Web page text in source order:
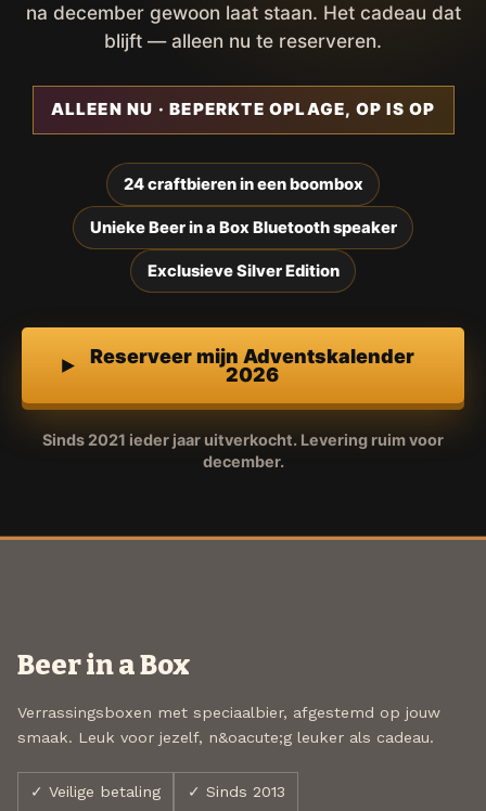
na december gewoon laat staan. Het cadeau dat
blijft — alleen nu te reserveren.
ALLEEN NU · BEPERKTE OPLAGE, OP IS OP
24 craftbieren in een boombox
Unieke Beer in a Box Bluetooth speaker
Exclusieve Silver Edition
Reserveer mijn Adventskalender
2026
Sinds 2021 ieder jaar uitverkocht. Levering ruim voor
december.
Beer in a Box
Verrassingsboxen met speciaalbier, afgestemd op jouw
smaak. Leuk voor jezelf, n&oacute;g leuker als cadeau.
✓ Veilige betaling ✓ Sinds 2013